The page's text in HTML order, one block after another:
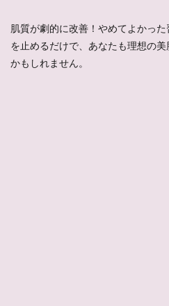
肌質が劇的に改善！やめてよかっ
を止めるだけで、あなたも理想の
かもしれません。